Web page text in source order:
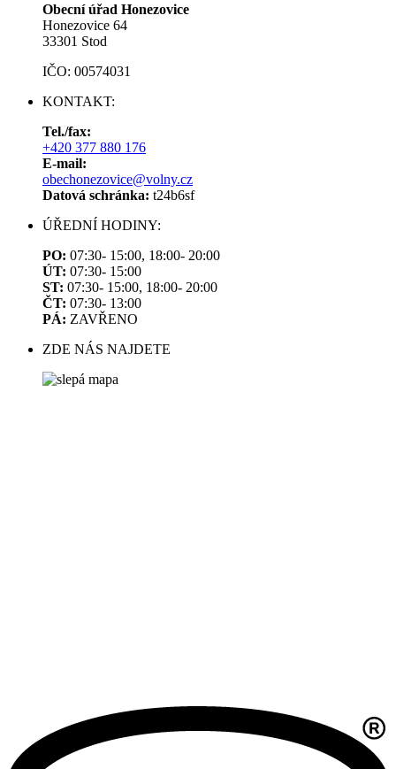
Obecní úřad Honezovice
Honezovice 64
33301 Stod
IČO: 00574031
KONTAKT:
Tel./fax:
+420 377 880 176
E-mail:
obechonezovice@volny.cz
Datová schránka: t24b6sf
ÚŘEDNÍ HODINY:
PO: 07:30- 15:00, 18:00- 20:00
ÚT: 07:30- 15:00
ST: 07:30- 15:00, 18:00- 20:00
ČT: 07:30- 13:00
PÁ: ZAVŘENO
ZDE NÁS NAJDETE